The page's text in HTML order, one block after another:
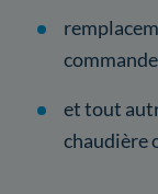
et tout
chaudière